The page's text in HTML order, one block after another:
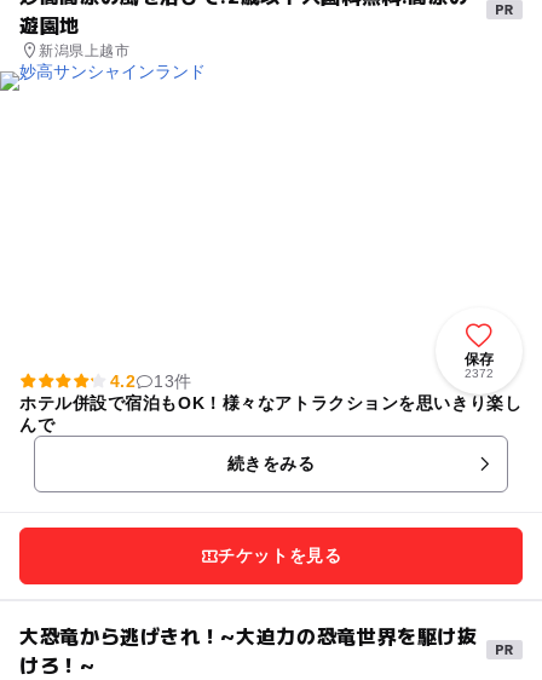
遊園地
新潟県上越市
保存
2372
4.2
13件
ホテル併設で宿泊もOK！様々なアトラクションを思いきり楽し
んで
続きをみる
チケットを見る
大恐竜から逃げきれ！~大迫力の恐竜世界を駆け抜
けろ！~